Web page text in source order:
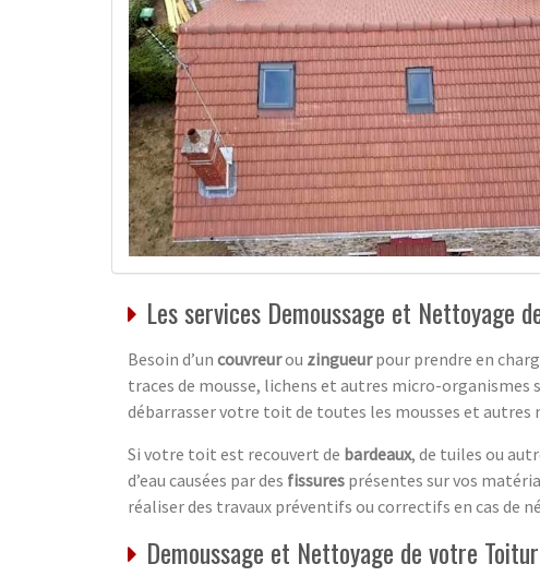
Les services Demoussage et Nettoyage
Besoin d’un couvreurou zingueurpour prendre en
traces de mousse, lichens et autres micro-
débarrasser votre toit de toutes les mousses et
Si votre toit est recouvert de bardeaux, de tuiles ou
d’eau causées par des fissures présentes sur vos
réaliser des travaux préventifs ou correctifs en cas de
Demoussage et Nettoyage de votre